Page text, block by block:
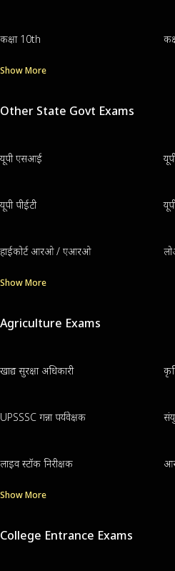
कक्षा 10th
Show More
Other State Govt Exams
यूपी एसआई
यूपी पीईटी
हाईकोर्ट आरओ / एआरओ
Show More
Agriculture Exams
खाद्य सुरक्षा अधिकारी
UPSSSC गन्ना पर्यवेक्षक
लाइव स्टॉक निरीक्षक
Show More
College Entrance Exams